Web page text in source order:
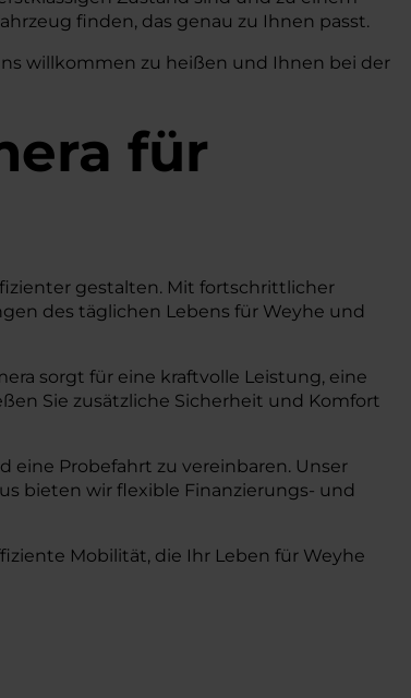
finden, das genau zu Ihnen passt.
willkommen zu heißen und Ihnen bei der
für
gestalten. Mit fortschrittlicher
des täglichen Lebens für Weyhe und
sorgt für eine kraftvolle Leistung, eine
Sie zusätzliche Sicherheit und Komfort
eine Probefahrt zu vereinbaren. Unser
bieten wir flexible Finanzierungs- und
Mobilität, die Ihr Leben für Weyhe